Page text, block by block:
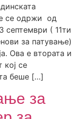
се одржи од
септември ( 11ти
за патување)
Ова е втората и
кој се
беше […]
за